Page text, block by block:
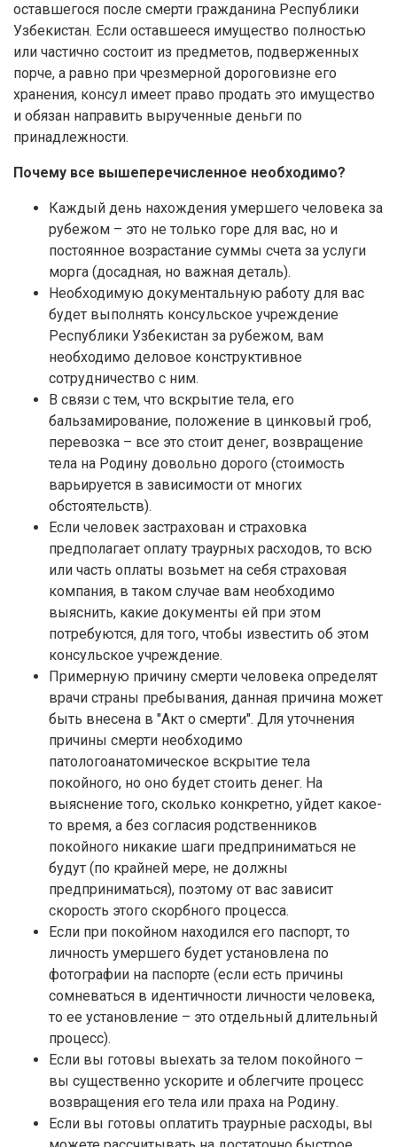
оставшегося после смерти гражданина Республики
Узбекистан. Если оставшееся имущество полностью
или частично состоит из предметов, подверженных
порче, а равно при чрезмерной дороговизне его
хранения, консул имеет право продать это имущество
и обязан направить вырученные деньги по
принадлежности.
Почему все вышеперечисленное необходимо?
Каждый день нахождения умершего человека за
рубежом – это не только горе для вас, но и
постоянное возрастание суммы счета за услуги
морга (досадная, но важная деталь).
Необходимую документальную работу для вас
будет выполнять консульское учреждение
Республики Узбекистан за рубежом, вам
необходимо деловое конструктивное
сотрудничество с ним.
В связи с тем, что вскрытие тела, его
бальзамирование, положение в цинковый гроб,
перевозка – все это стоит денег, возвращение
тела на Родину довольно дорого (стоимость
варьируется в зависимости от многих
обстоятельств).
Если человек застрахован и страховка
предполагает оплату траурных расходов, то всю
или часть оплаты возьмет на себя страховая
компания, в таком случае вам необходимо
выяснить, какие документы ей при этом
потребуются, для того, чтобы известить об этом
консульское учреждение.
Примерную причину смерти человека определят
врачи страны пребывания, данная причина может
быть внесена в "Акт о смерти". Для уточнения
причины смерти необходимо
патологоанатомическое вскрытие тела
покойного, но оно будет стоить денег. На
выяснение того, сколько конкретно, уйдет какое-
то время, а без согласия родственников
покойного никакие шаги предприниматься не
будут (по крайней мере, не должны
предприниматься), поэтому от вас зависит
скорость этого скорбного процесса.
Если при покойном находился его паспорт, то
личность умершего будет установлена по
фотографии на паспорте (если есть причины
сомневаться в идентичности личности человека,
то ее установление – это отдельный длительный
процесс).
Если вы готовы выехать за телом покойного –
вы существенно ускорите и облегчите процесс
возвращения его тела или праха на Родину.
Если вы готовы оплатить траурные расходы, вы